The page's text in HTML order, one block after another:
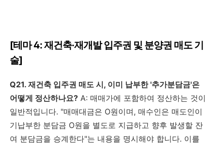
[테마 4: 재건축·재개발 입주권 및 분양권 매도 기
술]
Q21. 재건축 입주권 매도 시, 이미 납부한 '추가분담금'은
어떻게 정산하나요? A: 매매가에 포함하여 정산하는 것이
일반적입니다. "매매대금은 O원이며, 매수인은 매도인이
기납부한 분담금 O원을 별도로 지급하고 향후 발생할 잔
여 분담금을 승계한다"는 내용을 명시해야 합니다. 이를